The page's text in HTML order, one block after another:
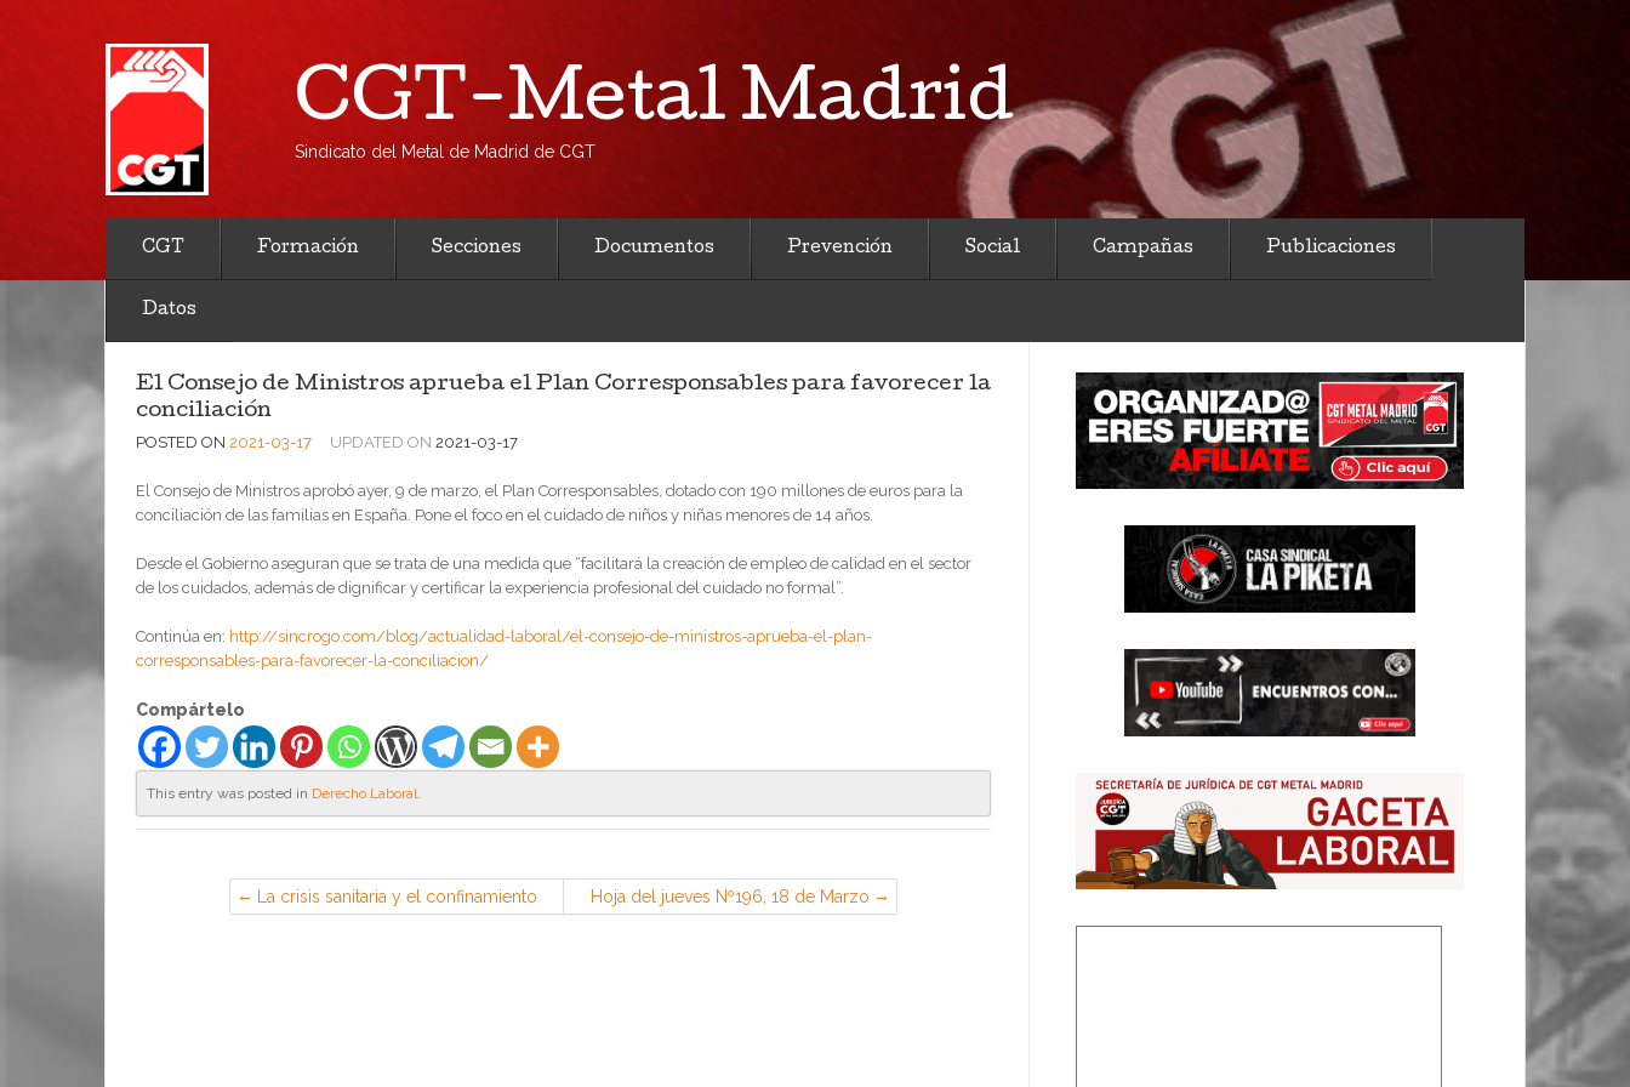
CGT-Metal Madrid
Sindicato del Metal de Madrid de CGT
CGT Formación Secciones Documentos Prevención Social Campañas Publicaciones
Datos
El Consejo de Ministros aprueba el Plan Corresponsables para favorecer la
conciliación
POSTED ON 2021-03-17 UPDATED ON 2021-03-17
El Consejo de Ministros aprobó ayer, 9 de marzo, el Plan Corresponsables, dotado con 190 millones de euros para la
conciliación de las familias en España. Pone el foco en el cuidado de niños y niñas menores de 14 años.
Desde el Gobierno aseguran que se trata de una medida que “facilitará la creación de empleo de calidad en el sector
de los cuidados, además de dignificar y certificar la experiencia profesional del cuidado no formal”.
Continúa en: http://sincrogo.com/blog/actualidad-laboral/el-consejo-de-ministros-aprueba-el-plan-
corresponsables-para-favorecer-la-conciliacion/
Compártelo
This entry was posted in Derecho Laboral.
La crisis sanitaria y el confinamiento
causaron en 2020 un descenso del
Hoja del jueves Nº196, 18 de Marzo
de 2021 (Sección Sindical de CGT